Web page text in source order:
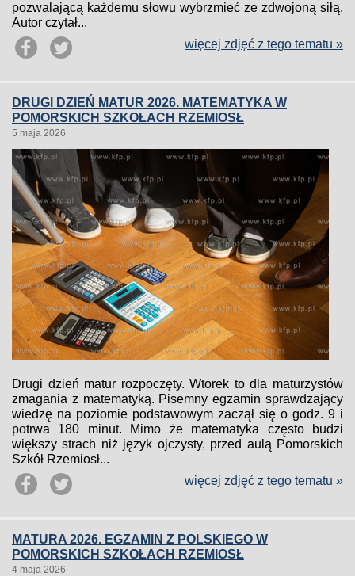
pozwalającą każdemu słowu wybrzmieć ze zdwojoną siłą.
Autor czytał...
więcej zdjęć z tego tematu »
DRUGI DZIEŃ MATUR 2026. MATEMATYKA W
POMORSKICH SZKOŁACH RZEMIOSŁ
5 maja 2026
Drugi dzień matur rozpoczęty. Wtorek to dla maturzystów
zmagania z matematyką. Pisemny egzamin sprawdzający
wiedzę na poziomie podstawowym zaczął się o godz. 9 i
potrwa 180 minut. Mimo że matematyka często budzi
większy strach niż język ojczysty, przed aulą Pomorskich
Szkół Rzemiosł...
więcej zdjęć z tego tematu »
MATURA 2026. EGZAMIN Z POLSKIEGO W
POMORSKICH SZKOŁACH RZEMIOSŁ
4 maja 2026